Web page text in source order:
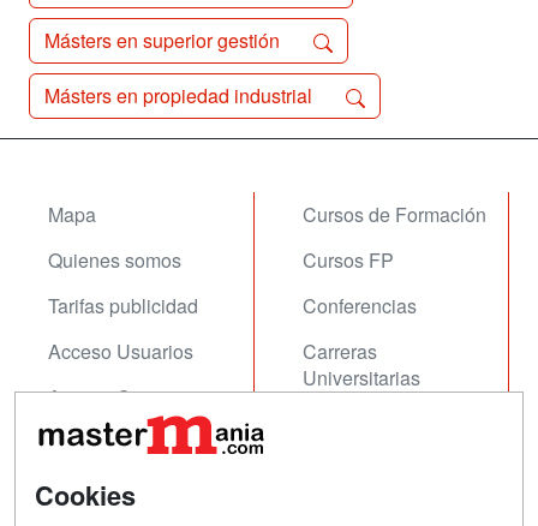
Másters en superior gestión
Másters en propiedad industrial
Mapa
Quienes somos
Tarifas publicidad
Acceso Usuarios
Acceso Centros
Cursos de Formación
Cursos FP
Conferencias
Carreras
Universitarias
Contactar
Cookies